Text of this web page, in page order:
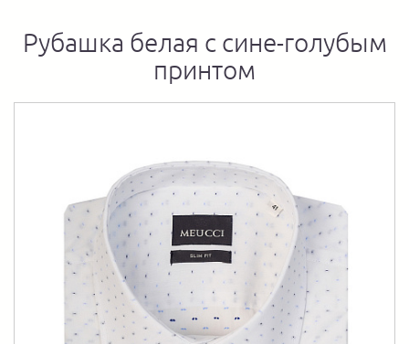
Рубашка белая с сине-голубым
принтом